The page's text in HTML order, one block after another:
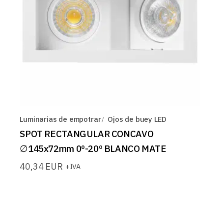
Luminarias de empotrar Ojos de buey LED
SPOT RECTANGULAR CONCAVO
∅145x72mm 0º-20º BLANCO MATE
40,34 EUR +IVA